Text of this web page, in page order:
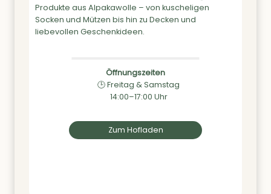
Produkte aus Alpakawolle – von kuscheligen
Socken und Mützen bis hin zu Decken und
liebevollen Geschenkideen.
Öffnungszeiten
🕒 Freitag & Samstag
14:00–17:00 Uhr
Zum Hofladen